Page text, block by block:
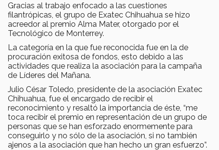
Gracias al trabajo enfocado a las cuestiones
filantrópicas, el grupo de Exatec Chihuahua se hizo
acreedor al premio Alma Mater, otorgado por el
Tecnológico de Monterrey.
La categoría en la que fue reconocida fue en la de
procuración exitosa de fondos, esto debido a las
actividades que realiza la asociación para la campaña
de Líderes del Mañana.
Julio César Toledo, presidente de la asociación Exatec
Chihuahua, fue el encargado de recibir el
reconocimiento y resaltó la importancia de éste, “me
toca recibir el premio en representación de un grupo de
personas que se han esforzado enormemente para
conseguirlo y no sólo de la asociación, si no también
ajenos a la asociación que han hecho un gran esfuerzo”.